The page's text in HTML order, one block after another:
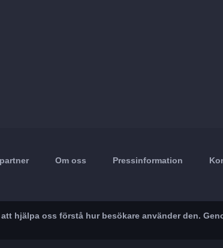
Om oss Pressinformation
hjälpa oss förstå hur besökare använder den.